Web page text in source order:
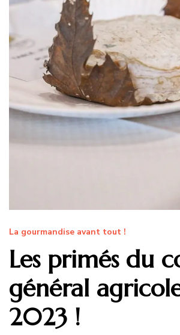
La gourmandise avant tout !
Les primés du
général
2023 !